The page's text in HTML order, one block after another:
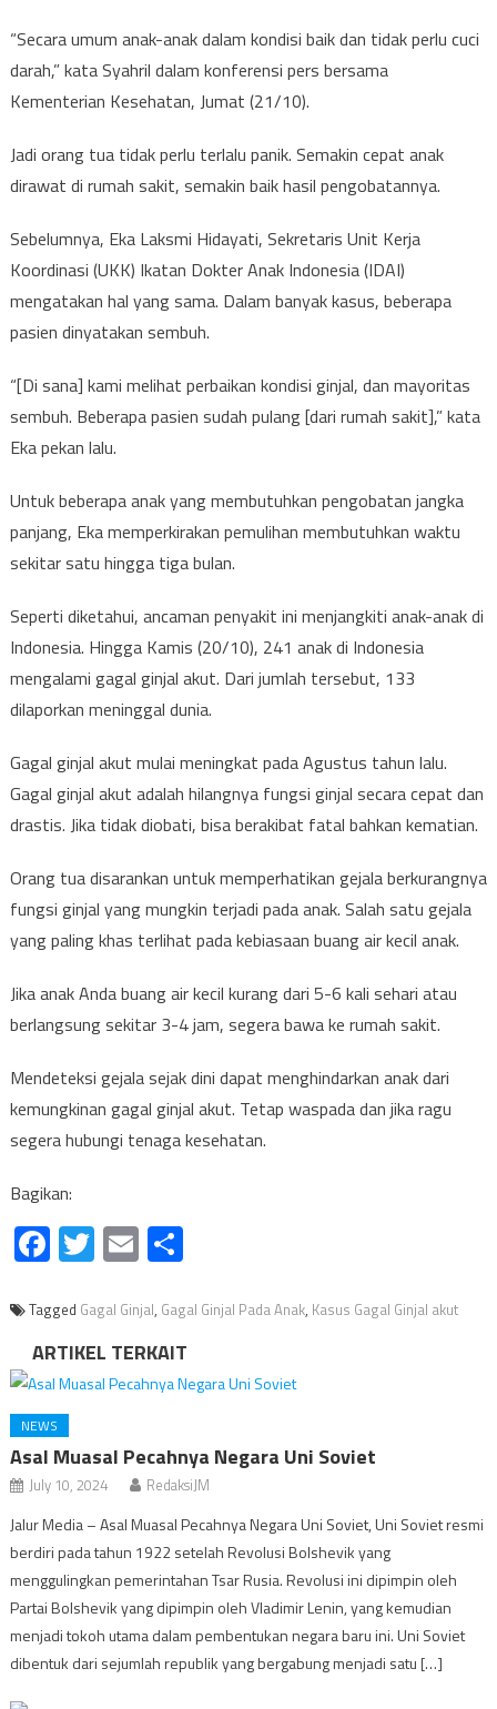
“Secara umum anak-anak dalam kondisi baik dan tidak perlu cuci
darah,” kata Syahril dalam konferensi pers bersama
Kementerian Kesehatan, Jumat (21/10).
Jadi orang tua tidak perlu terlalu panik. Semakin cepat anak
dirawat di rumah sakit, semakin baik hasil pengobatannya.
Sebelumnya, Eka Laksmi Hidayati, Sekretaris Unit Kerja
Koordinasi (UKK) Ikatan Dokter Anak Indonesia (IDAI)
mengatakan hal yang sama. Dalam banyak kasus, beberapa
pasien dinyatakan sembuh.
“[Di sana] kami melihat perbaikan kondisi ginjal, dan mayoritas
sembuh. Beberapa pasien sudah pulang [dari rumah sakit],” kata
Eka pekan lalu.
Untuk beberapa anak yang membutuhkan pengobatan jangka
panjang, Eka memperkirakan pemulihan membutuhkan waktu
sekitar satu hingga tiga bulan.
Seperti diketahui, ancaman penyakit ini menjangkiti anak-anak di
Indonesia. Hingga Kamis (20/10), 241 anak di Indonesia
mengalami gagal ginjal akut. Dari jumlah tersebut, 133
dilaporkan meninggal dunia.
Gagal ginjal akut mulai meningkat pada Agustus tahun lalu.
Gagal ginjal akut adalah hilangnya fungsi ginjal secara cepat dan
drastis. Jika tidak diobati, bisa berakibat fatal bahkan kematian.
Orang tua disarankan untuk memperhatikan gejala berkurangnya
fungsi ginjal yang mungkin terjadi pada anak. Salah satu gejala
yang paling khas terlihat pada kebiasaan buang air kecil anak.
Jika anak Anda buang air kecil kurang dari 5-6 kali sehari atau
berlangsung sekitar 3-4 jam, segera bawa ke rumah sakit.
Mendeteksi gejala sejak dini dapat menghindarkan anak dari
kemungkinan gagal ginjal akut. Tetap waspada dan jika ragu
segera hubungi tenaga kesehatan.
Bagikan:
Facebook
Twitter
EmailShare
Tagged Gagal Ginjal, Gagal Ginjal Pada Anak, Kasus Gagal Ginjal akut
ARTIKEL TERKAIT
NEWS
Asal Muasal Pecahnya Negara Uni Soviet
July 10, 2024 RedaksiJM
Jalur Media – Asal Muasal Pecahnya Negara Uni Soviet, Uni Soviet resmi
berdiri pada tahun 1922 setelah Revolusi Bolshevik yang
menggulingkan pemerintahan Tsar Rusia. Revolusi ini dipimpin oleh
Partai Bolshevik yang dipimpin oleh Vladimir Lenin, yang kemudian
menjadi tokoh utama dalam pembentukan negara baru ini. Uni Soviet
dibentuk dari sejumlah republik yang bergabung menjadi satu […]